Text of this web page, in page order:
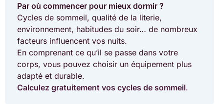
Par où commencer pour mieux dormir ?
Cycles de sommeil, qualité de la literie,
environnement, habitudes du soir… de nombreux
facteurs influencent vos nuits.
En comprenant ce qu’il se passe dans votre
corps, vous pouvez choisir un équipement plus
adapté et durable.
Calculez gratuitement vos cycles de sommeil.